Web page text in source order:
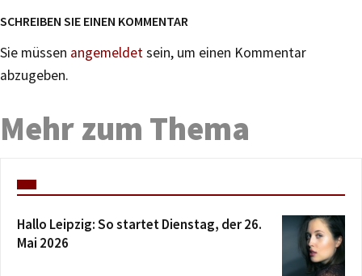
SCHREIBEN SIE EINEN KOMMENTAR
Sie müssen angemeldetsein, um einen Kommentar
abzugeben.
Mehr zum Thema
Hallo Leipzig: So startet Dienstag, der 26.
Mai 2026